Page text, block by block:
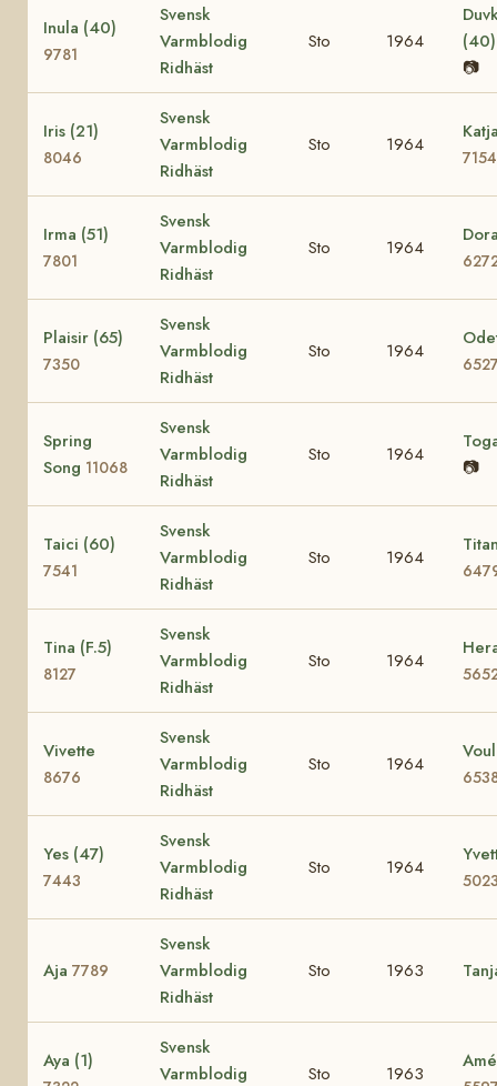
Inula (40)
9781
Svensk
Varmblodig
Ridhäst
Sto 1964
📷
Iris (21)
8046
Svensk
Varmblodig
Ridhäst
Sto 1964
7154
Irma (51)
7801
Svensk
Varmblodig
Ridhäst
Sto 1964
Plaisir (65)
7350
Svensk
Varmblodig
Ridhäst
Sto 1964
Spring
Song 11068
Svensk
Varmblodig
Ridhäst
Sto 1964
📷
Taici (60)
7541
Svensk
Varmblodig
Ridhäst
Sto 1964
Tina (F.5)
8127
Svensk
Varmblodig
Ridhäst
Sto 1964
Vivette
8676
Svensk
Varmblodig
Ridhäst
Sto 1964
Yes (47)
7443
Svensk
Varmblodig
Ridhäst
Sto 1964
Aja 7789
Svensk
Varmblodig
Ridhäst
Sto 1963
Aya (1)
Svensk
Varmblodig
Sto 1963